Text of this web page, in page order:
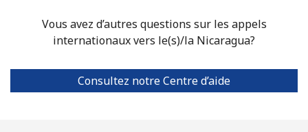
Vous avez d’autres questions sur les appels
internationaux vers le(s)/la Nicaragua?
Consultez notre Centre d’aide